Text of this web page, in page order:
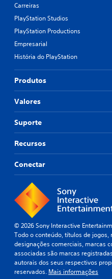
Carreiras
PlayStation Studios
PlayStation Productions
Empresarial
História do PlayStation
Produtos
Valores
Suporte
Recursos
Conectar
© 2026 Sony Interactive
Todo o conteúdo, títulos de
designações comerciais, marcas
associadas são marcas
autorais dos seus respectivos
reservados. Mais informações